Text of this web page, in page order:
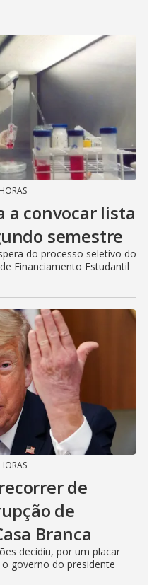
a convocar lista
semestre
do processo seletivo do
Financiamento Estudantil
de
de
Branca
decidiu, por um placar
governo do presidente